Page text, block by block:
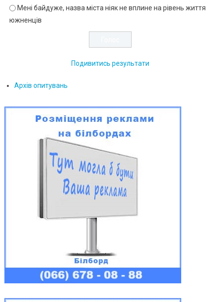
Мені байдуже, назва міста ніяк не вплине на рівень життя
южненців
Подивитись результати
Архів опитувань